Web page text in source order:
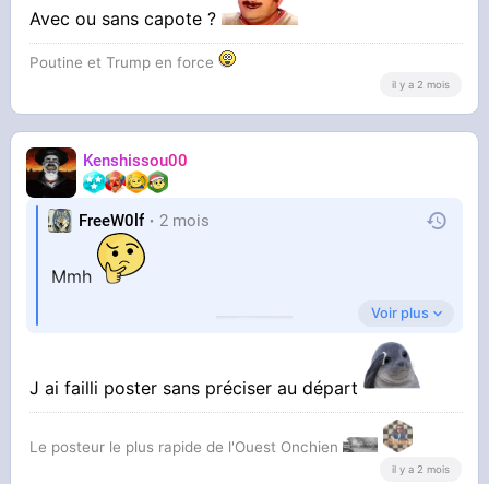
Avec ou sans capote ?
Poutine et Trump en force
il y a 2 mois
Kenshissou00
FreeW0lf 2 mois
Mmh
Voir plus
J ai failli poster sans préciser au départ
Le posteur le plus rapide de l'Ouest Onchien
il y a 2 mois